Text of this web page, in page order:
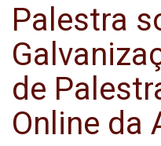
Palestra
de
Online da